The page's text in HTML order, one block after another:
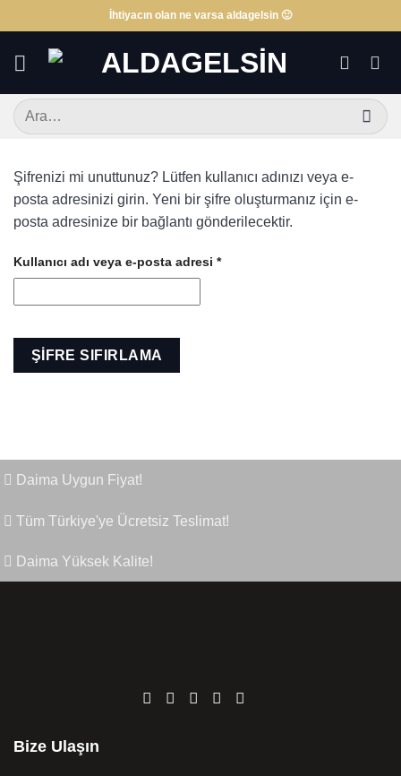
atla
İhtiyacın olan ne varsa aldagelsin 🙂
Ara:
Şifrenizi mi unuttunuz? Lütfen kullanıcı adınızı veya e-
posta adresinizi girin. Yeni bir şifre oluşturmanız için e-
posta adresinize bir bağlantı gönderilecektir.
Kullanıcı adı veya e-posta adresi *Gerekli
ŞIFRE SIFIRLAMA
Daima Uygun Fiyat!
Tüm Türkiye'ye Ücretsiz Teslimat!
Daima Yüksek Kalite!
Bize Ulaşın